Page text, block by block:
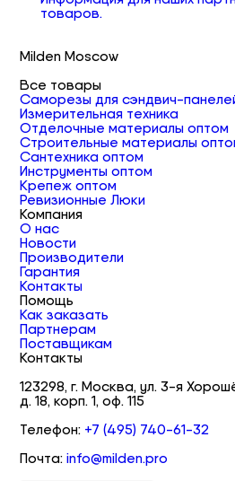
товаров.
Milden Moscow
Все товары
Саморезы для сэндвич-
Измерительная техника
Отделочные материалы оптом
Строительные материалы
Сантехника оптом
Инструменты оптом
Крепеж оптом
Ревизионные Люки
Компания
О нас
Новости
Производители
Гарантия
Контакты
Помощь
Как заказать
Партнерам
Поставщикам
Контакты
123298, г. Москва, ул. 3-я
д. 18, корп. 1, оф. 115
Телефон: +7 (495) 740-61-32
Почта:info@milden.pro